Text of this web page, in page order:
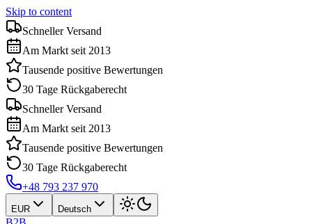
Skip to content
Schneller Versand
Am Markt seit 2013
Tausende positive Bewertungen
30 Tage Rückgaberecht
Schneller Versand
Am Markt seit 2013
Tausende positive Bewertungen
30 Tage Rückgaberecht
+48 793 237 970
EUR Deutsch